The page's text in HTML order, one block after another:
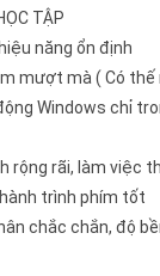
TẬP
năng ổn định
mượt mà ( Có thế
Windows chỉ
rộng rãi, làm việc
trình phím tốt
chắc chắn, độ